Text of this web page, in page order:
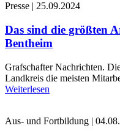
Presse | 25.09.2024
Das sind die größten
Bentheim
Grafschafter Nachrichten.
Landkreis die meisten
Weiterlesen
Aus- und Fortbildung |